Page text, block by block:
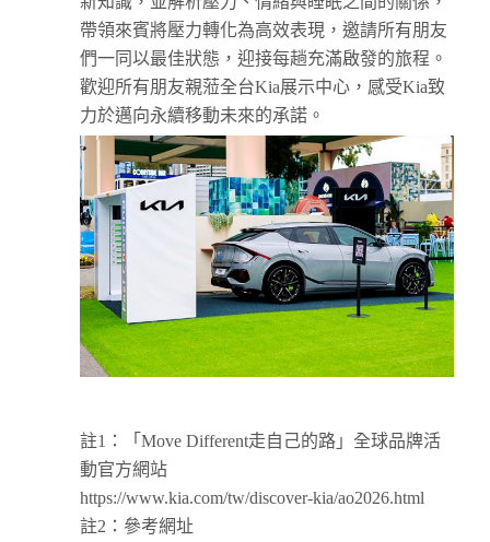
帶領來賓將壓力轉化為高效表現，邀請所有朋友
們一同以最佳狀態，迎接每趟充滿啟發的旅程。
歡迎所有朋友親蒞全台Kia展示中心，感受Kia致
力於邁向永續移動未來的承諾。
註1：「Move Different走自己的路」全球品牌活
動官方網站
https://www.kia.com/tw/discover-kia/ao2026.html
註2：參考網址